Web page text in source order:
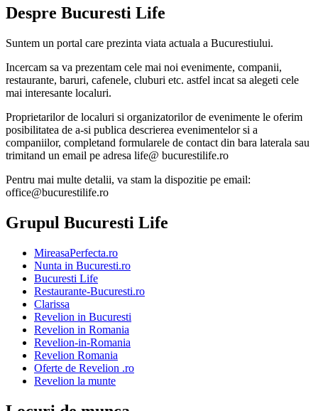
Despre Bucuresti Life
Suntem un portal care prezinta viata actuala a Bucurestiului.
Incercam sa va prezentam cele mai noi evenimente, companii,
restaurante, baruri, cafenele, cluburi etc. astfel incat sa alegeti cele
mai interesante localuri.
Proprietarilor de localuri si organizatorilor de evenimente le oferim
posibilitatea de a-si publica descrierea evenimentelor si a
companiilor, completand formularele de contact din bara laterala sau
trimitand un email pe adresa life@ bucurestilife.ro
Pentru mai multe detalii, va stam la dispozitie pe email:
office@bucurestilife.ro
Grupul Bucuresti Life
MireasaPerfecta.ro
Nunta in Bucuresti.ro
Bucuresti Life
Restaurante-Bucuresti.ro
Clarissa
Revelion in Bucuresti
Revelion in Romania
Revelion-in-Romania
Revelion Romania
Oferte de Revelion .ro
Revelion la munte